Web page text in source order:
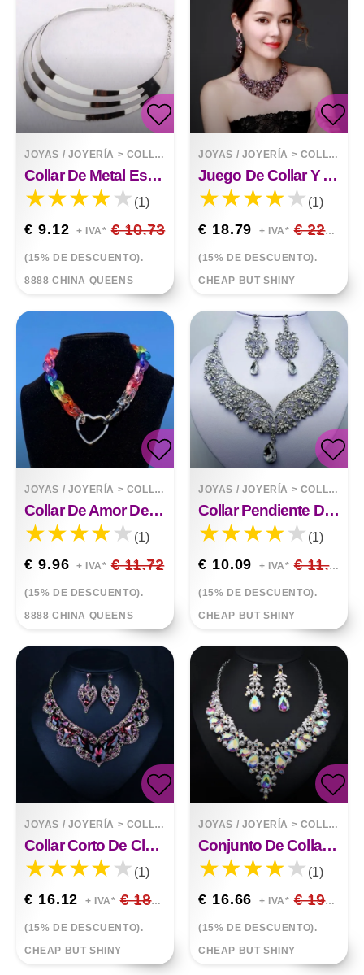
JOYAS / JOYERÍA > COLLARES
Collar De Metal Estilo Collar De Metal Brillante Exagerado
(1)
€ 9.12 + IVA* € 10.73
(15% DE DESCUENTO).
8888 CHINA QUEENS
JOYAS / JOYERÍA > COLLARES
Juego De Collar Y Aretes De Clavícula Corta Con Gemas De Diamantes De Imitación De Lujo
(1)
€ 18.79 + IVA* € 22.10
(15% DE DESCUENTO).
CHEAP BUT SHINY
JOYAS / JOYERÍA > COLLARES
Collar De Amor De Acrílico Colorido Punky Drag Love
(1)
€ 9.96 + IVA* € 11.72
(15% DE DESCUENTO).
8888 CHINA QUEENS
JOYAS / JOYERÍA > COLLARES
Collar Pendiente De Dos Piezas
(1)
€ 10.09 + IVA* € 11.87
(15% DE DESCUENTO).
CHEAP BUT SHINY
JOYAS / JOYERÍA > COLLARES
Collar Corto De Clavícula De Cristal Morado
(1)
€ 16.12 + IVA* € 18.96
(15% DE DESCUENTO).
CHEAP BUT SHINY
JOYAS / JOYERÍA > COLLARES
Conjunto De Collar Y Aretes De Piedras Preciosas De Perlas De Cristal
(1)
€ 16.66 + IVA* € 19.60
(15% DE DESCUENTO).
CHEAP BUT SHINY